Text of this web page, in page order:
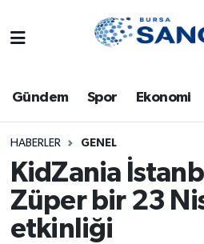
Gündem Spor Ekonomi
HABERLER GENEL
KidZania
Züper bir 23
etkinliği
Bursa
Dünya
Eğitim
Ekonomi
Trafik Durumu
Süper Lig Puan Durumu
Tüm Manşetler
Son Dakika Haberleri